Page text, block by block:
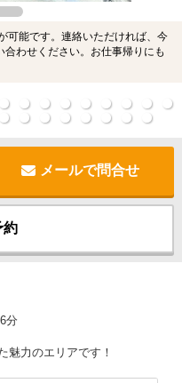
可能です。連絡いただければ、今
わせください。お仕事帰りにも
メールで問合せ
約
分
魅力のエリアです！